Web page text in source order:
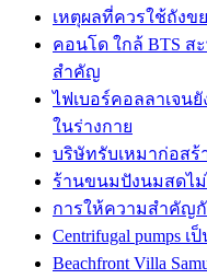
เหตุผลที่ควรใช้ถังข
คอนโด ใกล้ BTS ส
สำคัญ
ไฟเบอร์คอลลาเจน
ในร่างกาย
บริษัทรับเหมาก่อส
ร้านขนมปังนมสดไม่
การให้ความสำคัญ
Centrifugal
Beachfront Villa